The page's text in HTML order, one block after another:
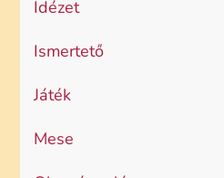
Idézet
Ismertető
Játék
Mese